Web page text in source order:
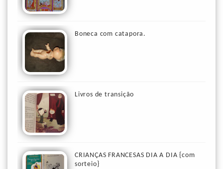
Boneca com catapora.
Livros de transição
CRIANÇAS FRANCESAS DIA A DIA {com
sorteio}